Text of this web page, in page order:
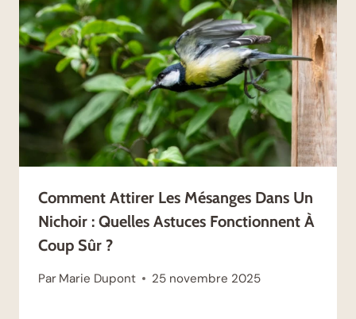
Comment Attirer Les Mésanges Dans Un
Nichoir : Quelles Astuces Fonctionnent À
Coup Sûr ?
Par Marie Dupont 25 novembre 2025